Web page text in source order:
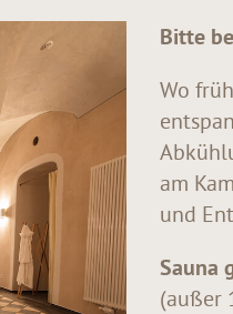
Bitte
Wo
am
und
Sauna
(außer